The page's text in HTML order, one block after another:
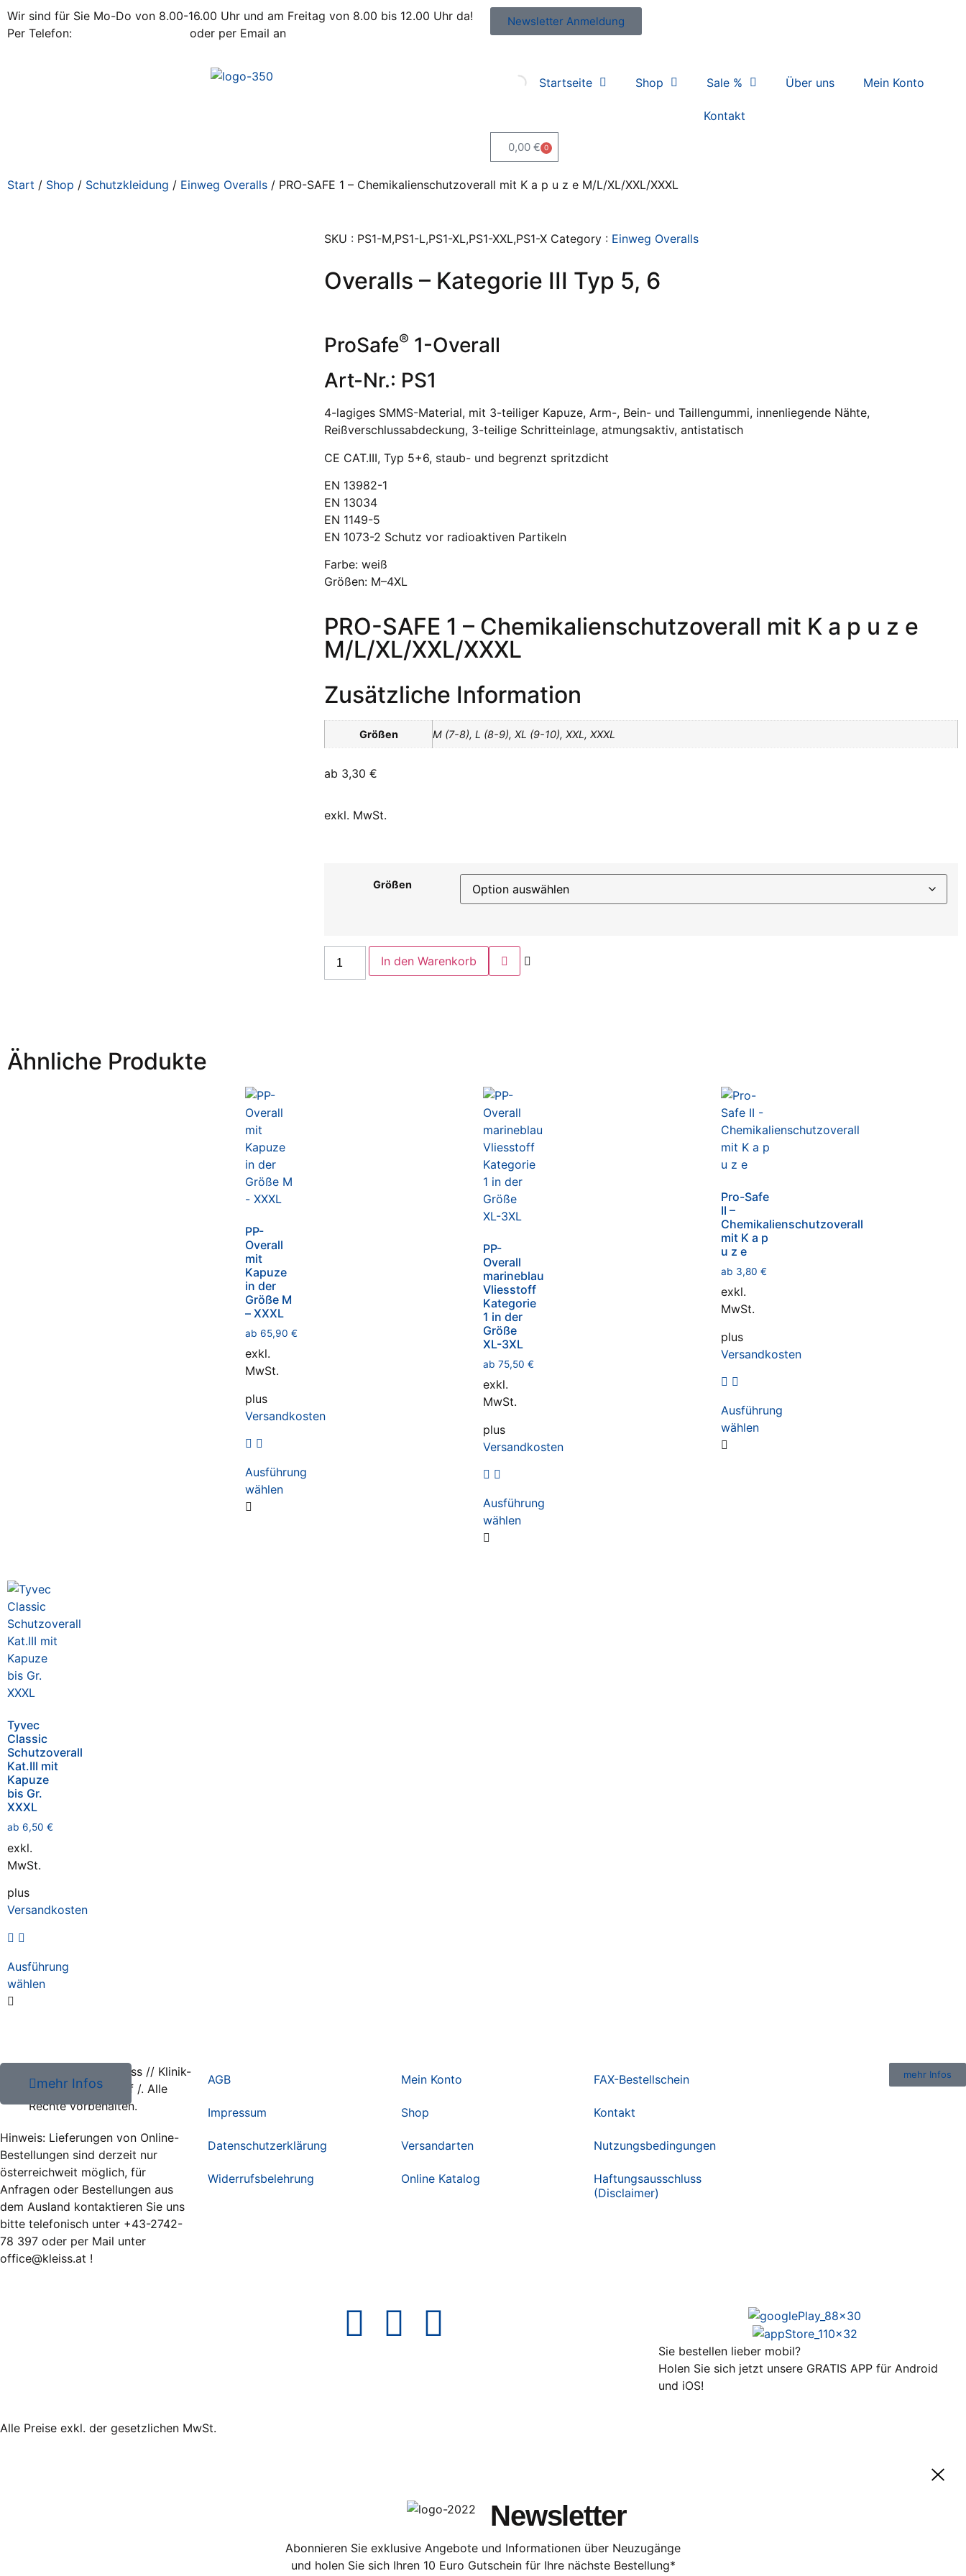
Wir sind für Sie Mo-Do von 8.00-16.00 Uhr und am Freitag von 8.00 bis 12.00 Uhr da!
Per Telefon:
oder per Email an
Newsletter Anmeldung
Startseite Shop Sale % Über uns Mein Konto
Kontakt
0,00 € 0
Start / Shop / Schutzkleidung / Einweg Overalls / PRO-SAFE 1 – Chemikalienschutzoverall mit K a p u z e M/L/XL/XXL/XXXL
SKU : PS1-M,PS1-L,PS1-XL,PS1-XXL,PS1-X Category : Einweg Overalls
Overalls – Kategorie III Typ 5, 6
ProSafe® 1-Overall
Art-Nr.: PS1
4-lagiges SMMS-Material, mit 3-teiliger Kapuze, Arm-, Bein- und Taillengummi, innenliegende Nähte,
Reißverschlussabdeckung, 3-teilige Schritteinlage, atmungsaktiv, antistatisch
CE CAT.III, Typ 5+6, staub- und begrenzt spritzdicht
EN 13982-1
EN 13034
EN 1149-5
EN 1073-2 Schutz vor radioaktiven Partikeln
Farbe: weiß
Größen: M–4XL
PRO-SAFE 1 – Chemikalienschutzoverall mit K a p u z e
M/L/XL/XXL/XXXL
Zusätzliche Information
Größen M (7-8), L (8-9), XL (9-10), XXL, XXXL
ab 3,30€
exkl. MwSt.
Größen
In den Warenkorb
Ähnliche Produkte
PP-
Overall
mit
Kapuze
in der
Größe M
– XXXL
ab 65,90 €
exkl.
MwSt.
plus
Versandkosten
Ausführung
wählen
PP-
Overall
marineblau
Vliesstoff
Kategorie
1 in der
Größe
XL-3XL
ab 75,50 €
exkl.
MwSt.
plus
Versandkosten
Ausführung
wählen
Pro-Safe
II –
Chemikalienschutzoverall
mit K a p
u z e
ab 3,80 €
exkl.
MwSt.
plus
Versandkosten
Ausführung
wählen
Tyvec
Classic
Schutzoverall
Kat.III mit
Kapuze
bis Gr.
XXXL
ab 6,50 €
exkl.
MwSt.
plus
Versandkosten
Ausführung
wählen
2026 Harald Kleiss // Klinik-
und Hygienebedarf /. Alle
Rechte vorbehalten.
Hinweis: Lieferungen von Online-
Bestellungen sind derzeit nur
österreichweit möglich, für
Anfragen oder Bestellungen aus
dem Ausland kontaktieren Sie uns
bitte telefonisch unter +43-2742-
78 397 oder per Mail unter
office@kleiss.at !
mehr Infos AGB
Impressum
Datenschutzerklärung
Widerrufsbelehrung
Mein Konto
Shop
Versandarten
Online Katalog
FAX-Bestellschein
Kontakt
Nutzungsbedingungen
Haftungsausschluss
(Disclaimer)
mehr Infos
Sie bestellen lieber mobil?
Holen Sie sich jetzt unsere GRATIS APP für Android
und iOS!
Alle Preise exkl. der gesetzlichen MwSt.
Newsletter
Abonnieren Sie exklusive Angebote und Informationen über Neuzugänge
und holen Sie sich Ihren 10 Euro Gutschein für Ihre nächste Bestellung*